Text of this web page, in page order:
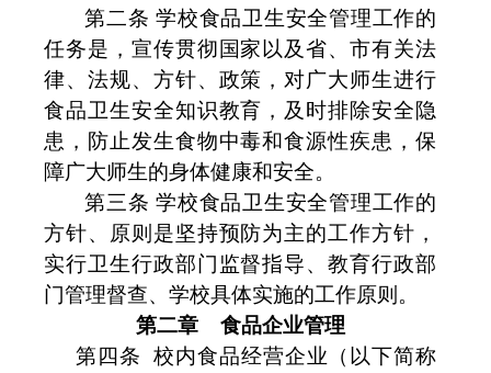
第二条 学校食品卫生安全管理工作的
任务是，宣传贯彻国家以及省、市有关法
律、法规、方针、政策，对广大师生进行
食品卫生安全知识教育，及时排除安全隐
患，防止发生食物中毒和食源性疾患，保
障广大师生的身体健康和安全。
第三条 学校食品卫生安全管理工作的
方针、原则是坚持预防为主的工作方针，
实行卫生行政部门监督指导、教育行政部
门管理督查、学校具体实施的工作原则。
第二章
食品企业管理
第四条
校内食品经营企业（以下简称